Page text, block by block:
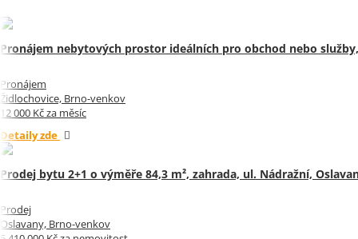
Pronájem nebytových prostor ideálních pro obchod nebo
Pronájem
Židlochovice, Brno-venkov
12 000 Kč za měsíc
Detaily zde
Prodej bytu 2+1 o výměře 84,3 m², zahrada, ul. Nádražní,
Prodej
Oslavany, Brno-venkov